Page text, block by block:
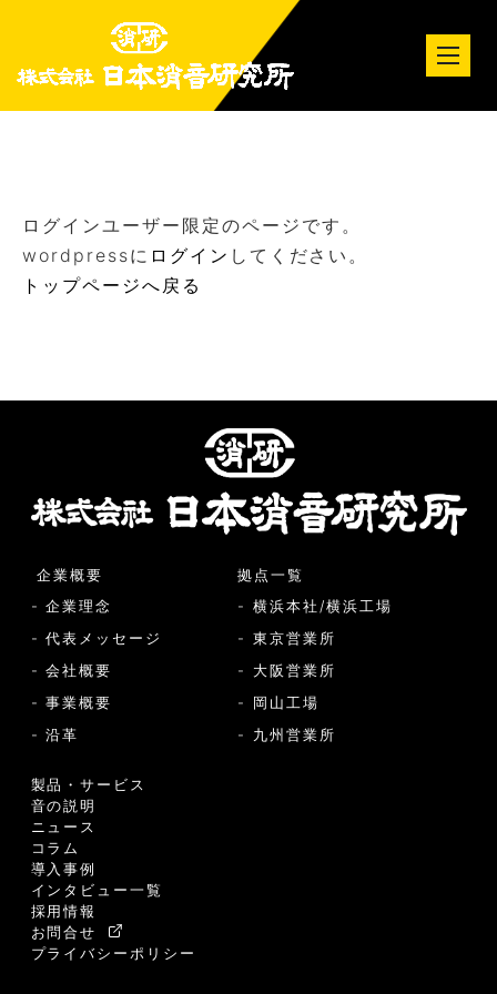
ログインユーザー限定のページです。
wordpressに ログイン してください。
トップページへ戻る
企業概要
- 企業理念
- 代表メッセージ
- 会社概要
- 事業概要
- 沿革
製品・サービス
音の説明
ニュース
コラム
導入事例
インタビュー一覧
採用情報
お問合せ
プライバシーポリシー
拠点一覧
- 横浜本社/横浜工場
- 東京営業所
- 大阪営業所
- 岡山工場
- 九州営業所